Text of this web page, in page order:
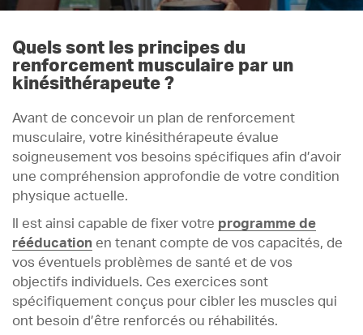
Quels sont les principes du
renforcement musculaire par un
kinésithérapeute ?
Avant de concevoir un plan de renforcement
musculaire, votre kinésithérapeute évalue
soigneusement vos besoins spécifiques afin d’avoir
une compréhension approfondie de votre condition
physique actuelle.
Il est ainsi capable de fixer votre programme de
rééducation en tenant compte de vos capacités, de
vos éventuels problèmes de santé et de vos
objectifs individuels. Ces exercices sont
spécifiquement conçus pour cibler les muscles qui
ont besoin d’être renforcés ou réhabilités.